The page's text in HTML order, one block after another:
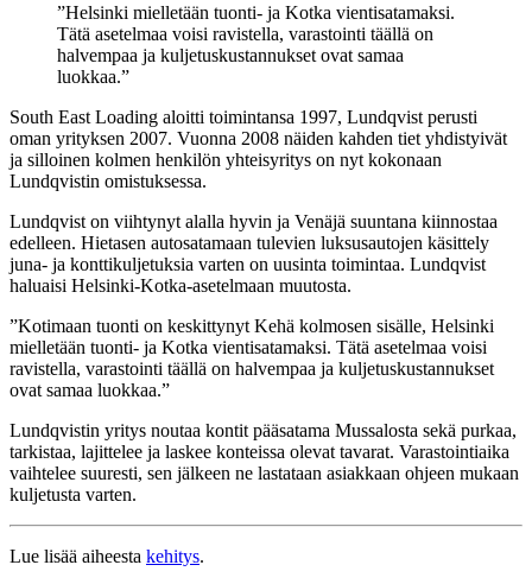
”Helsinki mielletään tuonti- ja Kotka vientisatamaksi.
Tätä asetelmaa voisi ravistella, varastointi täällä on
halvempaa ja kuljetuskustannukset ovat samaa
luokkaa.”
South East Loading aloitti toimintansa 1997, Lundqvist perusti
oman yrityksen 2007. Vuonna 2008 näiden kahden tiet yhdistyivät
ja silloinen kolmen henkilön yhteisyritys on nyt kokonaan
Lundqvistin omistuksessa.
Lundqvist on viihtynyt alalla hyvin ja Venäjä suuntana kiinnostaa
edelleen. Hietasen autosatamaan tulevien luksusautojen käsittely
juna- ja konttikuljetuksia varten on uusinta toimintaa. Lundqvist
haluaisi Helsinki-Kotka-asetelmaan muutosta.
”Kotimaan tuonti on keskittynyt Kehä kolmosen sisälle, Helsinki
mielletään tuonti- ja Kotka vientisatamaksi. Tätä asetelmaa voisi
ravistella, varastointi täällä on halvempaa ja kuljetuskustannukset
ovat samaa luokkaa.”
Lundqvistin yritys noutaa kontit pääsatama Mussalosta sekä purkaa,
tarkistaa, lajittelee ja laskee konteissa olevat tavarat. Varastointiaika
vaihtelee suuresti, sen jälkeen ne lastataan asiakkaan ohjeen mukaan
kuljetusta varten.
Lue lisää aiheesta kehitys.